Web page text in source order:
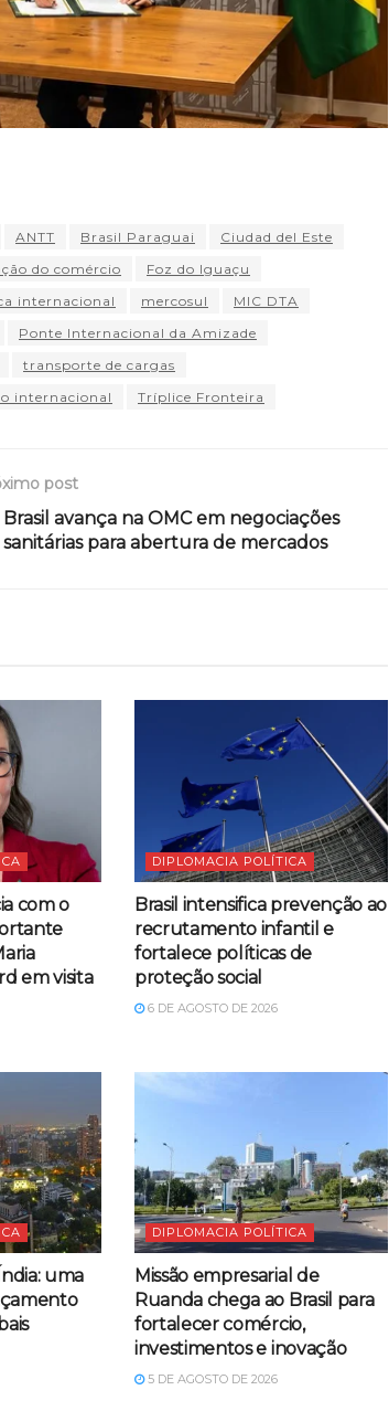
ANTT Brasil Paraguai
Ciudad del Este
do comércio
Foz do Iguaçu
internacional mercosul
MIC DTA
Ponte Internacional da Amizade
transporte de cargas
internacional Tríplice Fronteira
post
Brasil avança na OMC em negociações
sanitárias para abertura de mercados
com o
em visita
DIPLOMACIA POLÍTICA
Brasil intensifica prevenção ao
recrutamento infantil e
fortalece políticas de
proteção social
6 DE AGOSTO DE 2026
uma
DIPLOMACIA POLÍTICA
Missão empresarial de
Ruanda chega ao Brasil para
fortalecer comércio,
investimentos e inovação
5 DE AGOSTO DE 2026